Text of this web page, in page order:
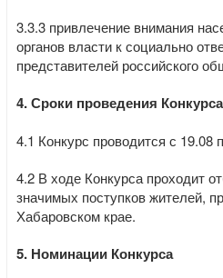
3.3.3 привлечение внимания
органов власти к социально
представителей российского
4. Сроки проведения Конкурса
4.1 Конкурс проводится с 19.08
4.2 В ходе Конкурса проходит
значимых поступков жителей,
Хабаровском крае.
5. Номинации Конкурса